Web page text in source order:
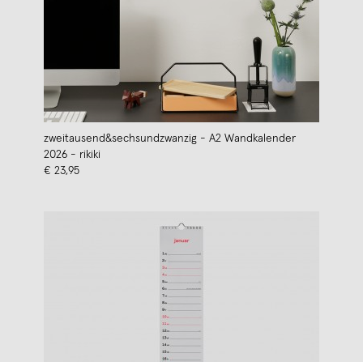
zweitausend&sechsundzwanzig - A2 Wandkalender
2026 - rikiki
€ 23,95